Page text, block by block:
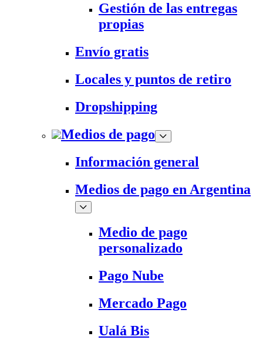
Gestión de las entregas
propias
Envío gratis
Locales y puntos de retiro
Dropshipping
Medios de pago
Información general
Medios de pago en Argentina
Medio de pago
personalizado
Pago Nube
Mercado Pago
Ualá Bis